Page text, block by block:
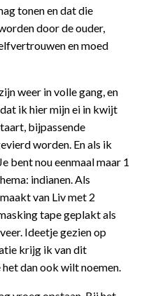
tonen en dat die
door de ouder,
en moed
weer in volle gang, en
ik hier mijn ei in kwijt
bijpassende
worden. En als ik
bent nou eenmaal maar 1
indianen. Als
van Liv met 2
tape geplakt als
Ideetje gezien op
krijg ik van dit
dan ook wilt noemen.